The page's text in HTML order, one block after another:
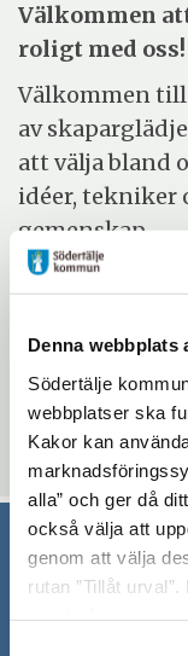
Denna webbplats
Södertälje
webbplatser ska
Kakor kan
alla” och ger då
också välja att
genom att välja
rutan ”Tillåt
Välkommen
roligt med oss!
Välkommen
av
att välja bland
idéer, tekniker
gemenskap.
torsdag 30
12:30 - 14:00
151 89 Södertälje